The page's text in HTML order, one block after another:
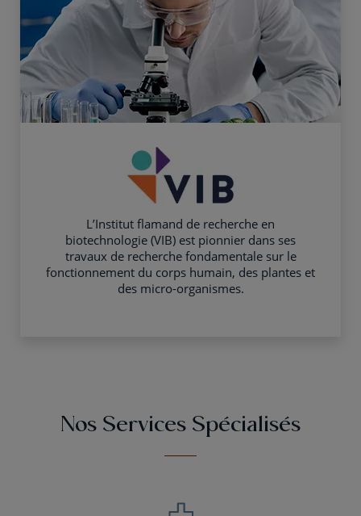
L’Institut flamand de recherche en
biotechnologie (VIB) est pionnier dans ses
travaux de recherche fondamentale sur le
fonctionnement du corps humain, des plantes et
des micro-organismes.
Nos Services Spécialisés